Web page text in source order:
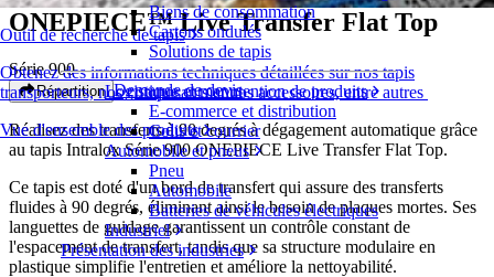
Outil de recherche de tapis
Obtenez des informations techniques détaillées sur nos tapis
transporteurs, nos composants et nos accessoires, entre autres
Vue d'ensemble des produits
Biens de consommation
Cartons ondulés
Solutions de tapis
Logistique et manutention de produits
E-commerce et distribution
Colis et courrier
Automobile et pneus
Pneu
Automobile
Batteries de véhicules électriques
Industriel
Présentation des industries
ONEPIECE™ Live Transfer Flat Top
Série 900
Répartition Demande de devis
Réalisez des transferts à 90 degrés à dégagement automatique grâce
au tapis Intralox Série 900 ONEPIECE Live Transfer Flat Top.
Ce tapis est doté d'un bord de transfert qui assure des transferts
fluides à 90 degrés, éliminant ainsi le besoin de plaques mortes. Ses
languettes de guidage garantissent un contrôle constant de
l'espacement de transfert, tandis que sa structure modulaire en
plastique simplifie l'entretien et améliore la nettoyabilité.